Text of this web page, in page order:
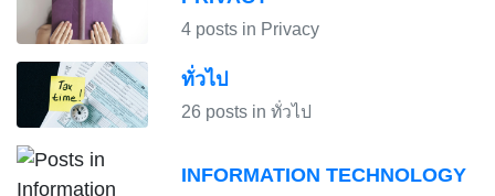
ทั่วไป
26 posts in ทั่วไป